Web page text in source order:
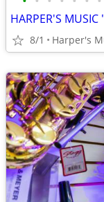
8/1 Harper's